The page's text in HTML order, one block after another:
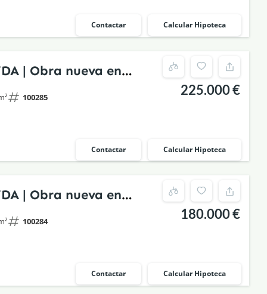
Contactar Calcular Hipoteca
| Obra nueva en
rehabilitado
100285 225.000 €
Contactar Calcular Hipoteca
| Obra nueva en
rehabilitado
100284 180.000 €
Contactar Calcular Hipoteca